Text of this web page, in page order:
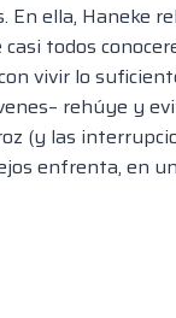
En ella, Haneke
todos
vivir lo
rehúye y
(y las
enfrenta, en